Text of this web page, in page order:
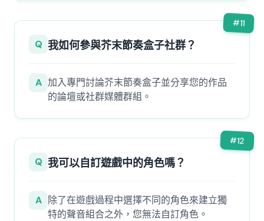
#11
Q 我如何參與芥末節奏盒子社群？
A 加入專門討論芥末節奏盒子並分享您的作品
的論壇或社群媒體群組。
#12
Q 我可以自訂遊戲中的角色嗎？
A 除了在遊戲過程中選擇不同的角色來建立獨
特的聲音組合之外，您無法自訂角色。